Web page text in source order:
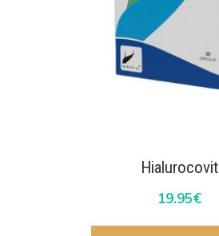
Hialurocovit
19.95€